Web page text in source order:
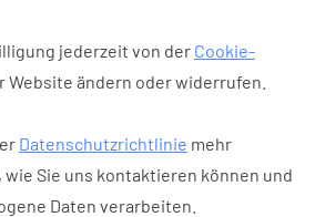
jederzeit von der Cookie-
Website ändern oder widerrufen.
Datenschutzrichtlinie mehr
Sie uns kontaktieren können und
Daten verarbeiten.